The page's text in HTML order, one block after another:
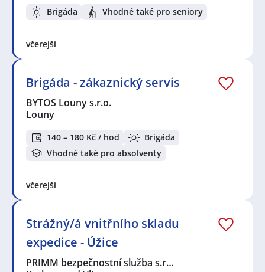
Brigáda Vhodné také pro seniory
včerejší
Brigáda - zákaznický servis
BYTOS Louny s.r.o.
Louny
140 – 180 Kč / hod
Brigáda
Vhodné také pro absolventy
včerejší
Strážný/á vnitřního skladu
expedice - Úžice
PRIMM bezpečnostní služba s.r…